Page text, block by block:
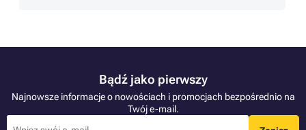
Bądź jako pierwszy
Najnowsze informacje o nowościach i promocjach bezpośrednio na
Twój e-mail.